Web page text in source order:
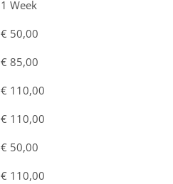
1 Week
€ 50,00
€ 85,00
€ 110,00
€ 110,00
€ 50,00
€ 110,00